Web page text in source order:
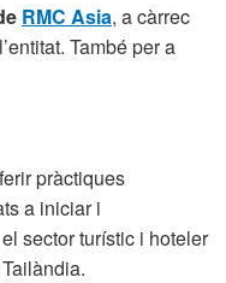
RMC Asia, a càrrec
També per a
pràctiques
a iniciar i
sector turístic i hoteler